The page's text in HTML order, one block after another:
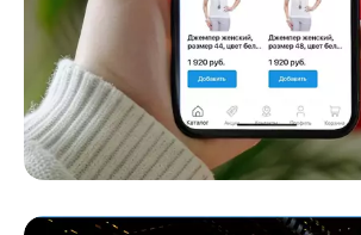
Мобильное приложение